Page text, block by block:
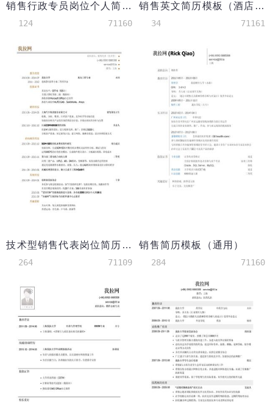
销售行政专员岗位个人简历模板
124 71160
销售英文简历模板（酒店餐饮方向）
34 71161
技术型销售代表岗位简历模板（突出技能证书）
264 71109
销售简历模板（通用）
284 71160